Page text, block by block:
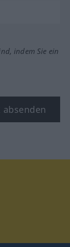
indem Sie ein
absenden